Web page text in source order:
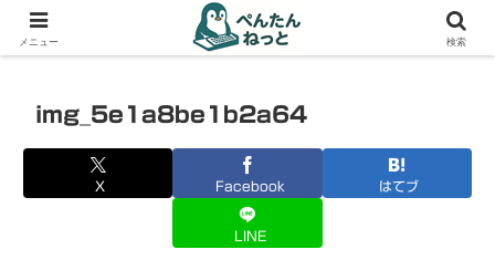
PCやガジェットの備忘録
img_5e1a8be1b2a64
X Facebook はてブ
LINE
メニュー 検索